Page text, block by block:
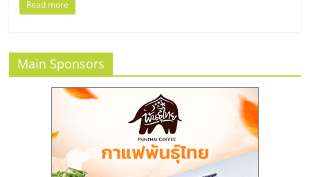
รน
ไชส์,
ปรึกษา
Read more
Main Sponsors